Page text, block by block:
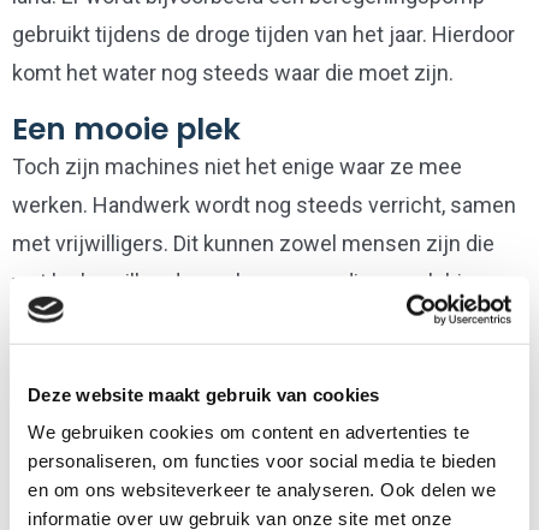
Deze website maakt gebruik van cookies
We gebruiken cookies om content en advertenties te
personaliseren, om functies voor social media te bieden
en om ons websiteverkeer te analyseren. Ook delen we
informatie over uw gebruik van onze site met onze
gebruikt tijdens de droge tijden van het jaar. Hierdoor
komt het water nog steeds waar die moet zijn.
Een mooie plek
Toch zijn machines niet het enige waar ze mee
werken. Handwerk wordt nog steeds verricht, samen
met vrijwilligers. Dit kunnen zowel mensen zijn die
wat leuks willen doen, als mensen die een plekje
zoeken waar zij tot rust kunnen komen.